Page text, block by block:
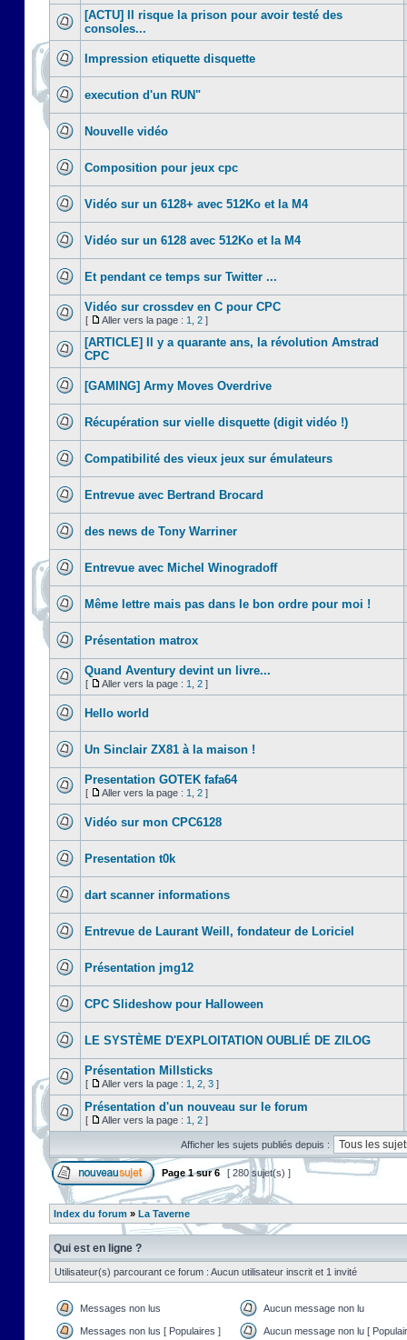
[ACTU] Il risque la prison pour avoir testé des
consoles...
Impression etiquette disquette
execution d'un RUN"
Nouvelle vidéo
Composition pour jeux cpc
Vidéo sur un 6128+ avec 512Ko et la M4
Vidéo sur un 6128 avec 512Ko et la M4
Et pendant ce temps sur Twitter ...
Vidéo sur crossdev en C pour CPC
[ Aller vers la page : 1 2 ]
[ARTICLE] Il y a quarante ans, la révolution Amstrad
CPC
[GAMING] Army Moves Overdrive
Récupération sur vielle disquette (digit vidéo !)
Compatibilité des vieux jeux sur émulateurs
Entrevue avec Bertrand Brocard
des news de Tony Warriner
Entrevue avec Michel Winogradoff
Même lettre mais pas dans le bon ordre pour moi !
Présentation matrox
Quand Aventury devint un livre...
[ Aller vers la page : 1 2 ]
Hello world
Un Sinclair ZX81 à la maison !
Presentation GOTEK fafa64
[ Aller vers la page : 1 2 ]
Vidéo sur mon CPC6128
Presentation t0k
dart scanner informations
Entrevue de Laurant Weill, fondateur de Loriciel
Présentation jmg12
CPC Slideshow pour Halloween
LE SYSTÈME D'EXPLOITATION OUBLIÉ DE ZILOG
Présentation Millsticks
[ Aller vers la page : 1 2 3 ]
Présentation d'un nouveau sur le forum
[ Aller vers la page : 1 2 ]
Afficher les sujets publiés depuis :
Page1sur6 [ 280 sujet(s) ]
Index du forum » La Taverne
Qui est en ligne ?
Utilisateur(s) parcourant ce forum : Aucun utilisateur inscrit et 1 invité
Messages non lus Aucun message non lu
Messages non lus [ Populaires ] Aucun message non lu [